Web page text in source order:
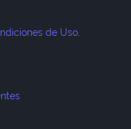
de Uso.